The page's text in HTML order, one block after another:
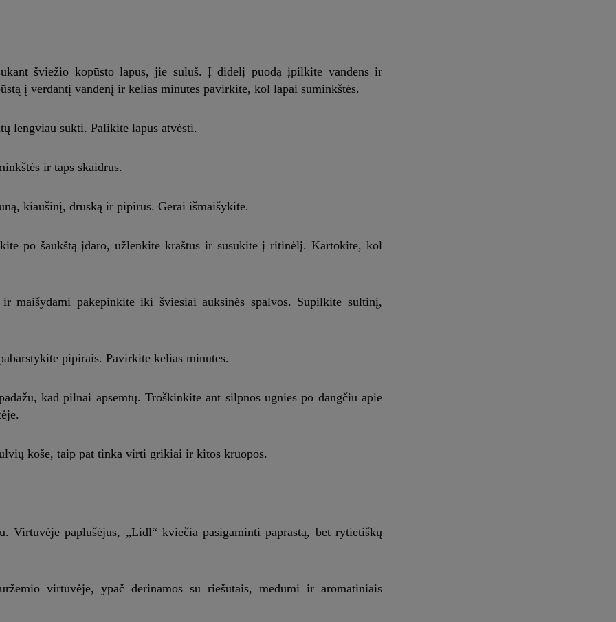
šviežio kopūsto lapus, jie suluš. Į didelį puodą įpilkite vandens ir
į verdantį vandenį ir kelias minutes pavirkite, kol lapai suminkštės.
lengviau sukti. Palikite lapus atvėsti.
ir taps skaidrus.
kiaušinį, druską ir pipirus. Gerai išmaišykite.
po šaukštą įdaro, užlenkite kraštus ir susukite į ritinėlį. Kartokite, kol
maišydami pakepinkite iki šviesiai auksinės spalvos. Supilkite sultinį,
pipirais. Pavirkite kelias minutes.
kad pilnai apsemtų. Troškinkite ant silpnos ugnies po dangčiu apie
koše, taip pat tinka virti grikiai ir kitos kruopos.
Virtuvėje paplušėjus, „Lidl“ kviečia pasigaminti paprastą, bet rytietiškų
virtuvėje, ypač derinamos su riešutais, medumi ir aromatiniais